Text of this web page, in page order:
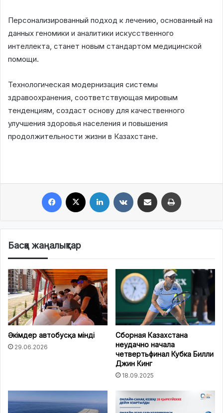
Персонализированный подход к лечению, основанный на
данных геномики и аналитики искусственного
интеллекта, станет новым стандартом медицинской
помощи.
Технологическая модернизация системы
здравоохранения, соответствующая мировым
тенденциям, создаст основу для качественного
улучшения здоровья населения и повышения
продолжительности жизни в Казахстане.
Басқа жаңалықтар
Әкімдер автобусқа мінді
29.06.2026
Сборная Казахстана
неудачно начала
четвертьфинал Кубка Билли
Джин Кинг
18.09.2025